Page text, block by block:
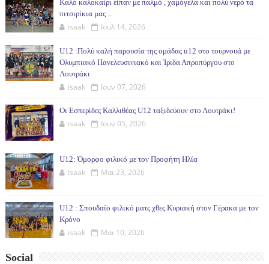
Καλό καλοκαίρι είπαν με παλμό , χαμόγελα και πολύ νερό τα
πιτσιρίκια μας ...
isaak Ιουλ 14, 2026
U12 :Πολύ καλή παρουσία της ομάδας u12 στο τουρνουά με
Ολυμπιακό Πανελευσινιακό και Ίριδα Απροπύργου στο
Λουτράκι
isaak Ιουν 07, 2026
Οι Εσπερίδες Καλλιθέας U12 ταξιδεύουν στο Λουτράκι!
isaak Ιουν 05, 2026
U12: Όμορφο φιλικό με τον Προφήτη Ηλία
isaak Μαι 23, 2026
U12 : Σπουδαίο φιλικό ματς χθες Κυριακή στον Γέρακα με τον
Κρόνο
isaak Μαι 10, 2026
Social